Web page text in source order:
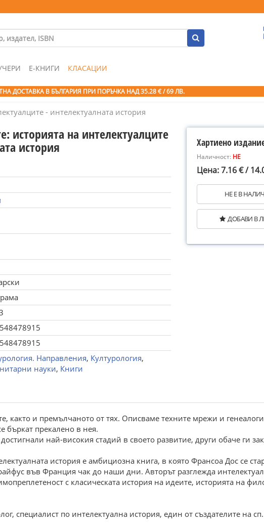
Е-КНИГИ КЛАСАЦИИ
ДОСТАВКА В БЪЛГАРИЯ ПРИ ПОРЪЧКА НАД 35.28 € / 69 ЛВ.
- интелектуалната история
историята на интелектуалците
история
Направления, Културология,
науки, Книги
Хартиено
Наличност: НЕ
Цена: 7.16 € /
НЕ Е В
ДОБАВИ В
както и премълчаното от тях. Описваме техните мрежи и
бъркат прекалено в нея.
най-високия стадий в своето развитие, други обаче ги
история е амбициозна книга, в която Франсоа Дос се
във Франция чак до наши дни. Авторът разглежда
с класическата история на идеите, историята на
специалист по интелектуална история, един от създателите на